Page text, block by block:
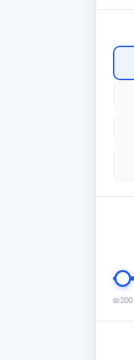
₪200